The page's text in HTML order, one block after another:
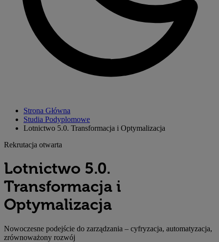
Strona Główna
Studia Podyplomowe
Lotnictwo 5.0. Transformacja i Optymalizacja
Rekrutacja otwarta
Lotnictwo 5.0.
Transformacja i
Optymalizacja
Nowoczesne podejście do zarządzania – cyfryzacja, automatyzacja,
zrównoważony rozwój